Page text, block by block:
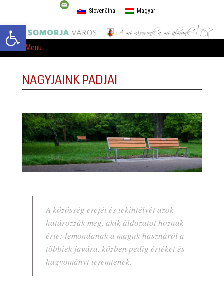
Eszköztár megnyitása
Slovenčina Magyar
Menu
NAGYJAINK PADJAI
A közösség erejét és tekintélyét azok
határozzák meg, akik áldozatot hoznak
érte: lemondanak a maguk hasznáról a
többiek javára, közben pedig értéket és
hagyományt teremtenek.